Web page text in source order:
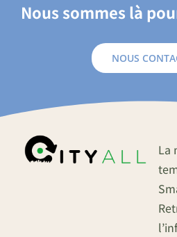
Nous sommes là
NOUS
La